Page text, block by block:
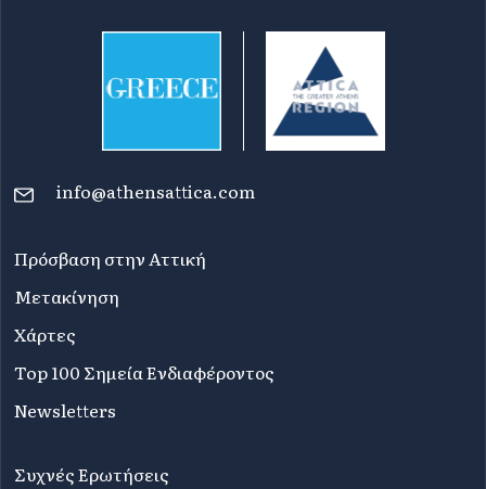
info@athensattica.com
Πρόσβαση στην Αττική
Μετακίνηση
Χάρτες
Top 100 Σημεία Ενδιαφέροντος
Newsletters
Συχνές Ερωτήσεις